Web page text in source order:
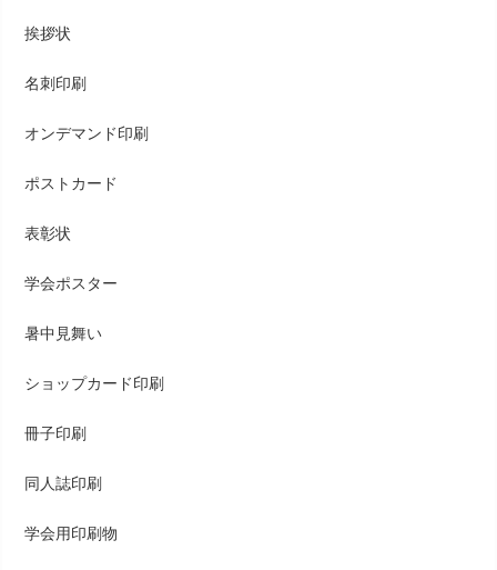
挨拶状
名刺印刷
オンデマンド印刷
ポストカード
表彰状
学会ポスター
暑中見舞い
ショップカード印刷
冊子印刷
同人誌印刷
学会用印刷物